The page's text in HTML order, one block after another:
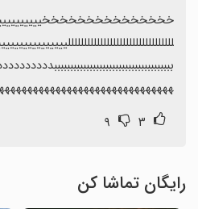
۳ ۹
رایگان تماشا کن